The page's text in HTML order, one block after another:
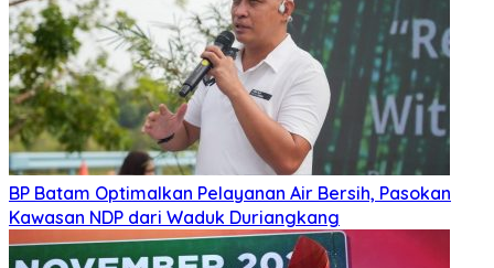
BP Batam Optimalkan Pelayanan Air Bersih, Pasokan
Kawasan NDP dari Waduk Duriangkang